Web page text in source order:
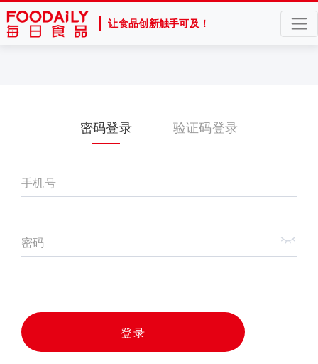
让食品创新触手可及！
密码登录 验证码登录
手机号
密码
登录